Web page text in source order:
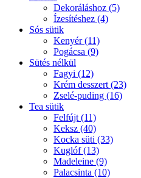
Dekoráláshoz (5)
Ízesítéshez (4)
Sós sütik
Kenyér(11)
Pogácsa (9)
Sütés nélkül
Fagyi (12)
Krém desszert (23)
Zselé-puding (16)
Tea sütik
Felfújt (11)
Keksz (40)
Kocka süti (33)
Kuglóf(13)
Madeleine (9)
Palacsinta (10)